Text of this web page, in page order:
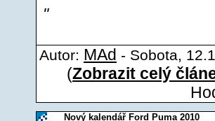
"
Autor: MAd - Sobota,
(Zobrazit celý
Nový kalendář Ford Puma 2010